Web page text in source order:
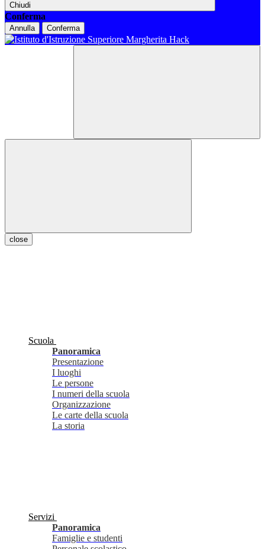
Chiudi
Conferma
Annulla Conferma
close
Scuola
Panoramica
Presentazione
I luoghi
Le persone
I numeri della scuola
Organizzazione
Le carte della scuola
La storia
Servizi
Panoramica
Famiglie e studenti